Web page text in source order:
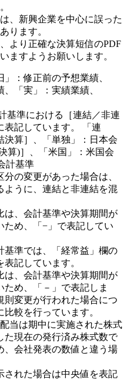
、新興企業を中心に誤った
ります。
より正確な決算短信のPDF
ますようお願いします。
」：修正前の予想業績、
、「実」：実績業績、
基準における［連結／非連
表記しています。 「連
決算］、「単独」：日本会
算)］、「米国」：米国会
計基準
分の変更があった場合は、
ように、連結と非連結を混
は、会計基準や決算期間が
ため、「−」で表記してい
基準では、「経常益」欄の
記しています。
は、会計基準や決算期間が
め、「－」で表記しま
則変更が行われた場合につ
較を行っています。
当は期中に実施された株式
た現在の発行済み株式数で
、会社発表の数値と違う場
された場合は中央値を表記